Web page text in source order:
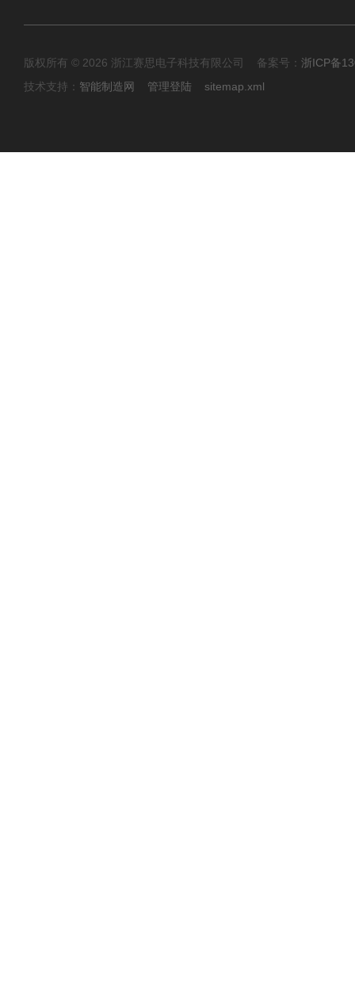
版权所有 © 2026 浙江赛思电子科技有限公司 备案号： 浙ICP备
技术支持： 智能制造网 管理登陆 sitemap.xml